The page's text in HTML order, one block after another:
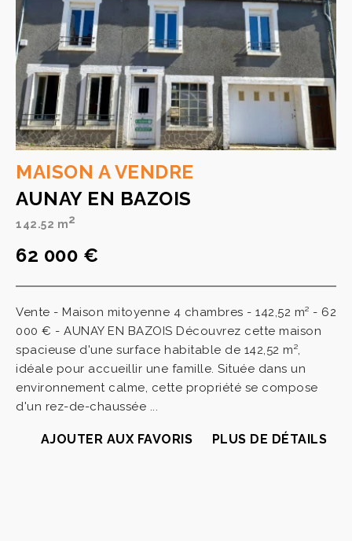
MAISON A VENDRE
AUNAY EN BAZOIS
142.52 m2
62 000 €
Vente - Maison mitoyenne 4 chambres - 142,52 m² - 62
000 € - AUNAY EN BAZOIS Découvrez cette maison
spacieuse d'une surface habitable de 142,52 m²,
idéale pour accueillir une famille. Située dans un
environnement calme, cette propriété se compose
d'un rez-de-chaussée ...
AJOUTER AUX FAVORIS PLUS DE DÉTAILS